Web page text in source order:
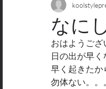
2023marchdemocar
なに
おはようござ
日の出が早
早く起きたか
勿体ない。。